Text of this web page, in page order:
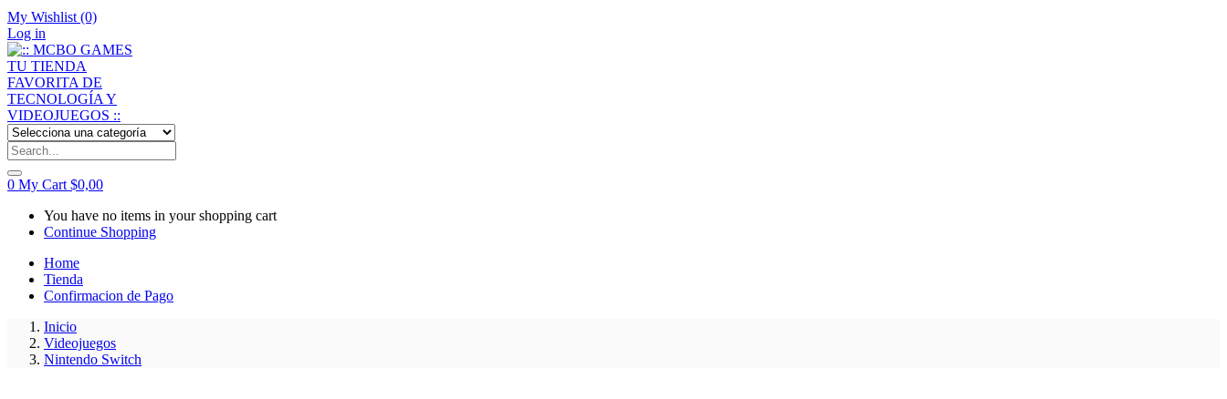
My Wishlist (0)
Log in
0 My Cart $0,00
You have no items in your shopping cart
Continue Shopping
Home
Tienda
Confirmacion de Pago
Inicio
Videojuegos
Nintendo Switch